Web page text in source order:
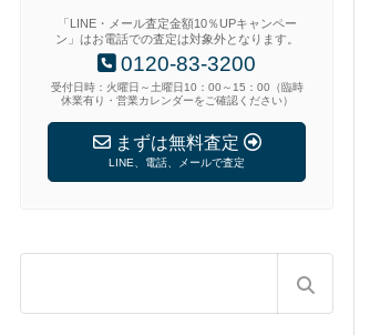
「LINE・メール査定金額10％UPキャンペー
ン」はお電話での査定は対象外となります。
0120-83-3200
受付日時：火曜日～土曜日10：00～15：00（臨時
休業有り・営業カレンダーをご確認ください）
まずは無料査定
LINE、電話、メールで査定